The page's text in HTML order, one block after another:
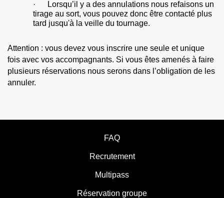
· Lorsqu’il y a des annulations nous refaisons un
tirage au sort, vous pouvez donc être contacté plus
tard jusqu'à la veille du tournage.
Attention : vous devez vous inscrire une seule et unique
fois avec vos accompagnants. Si vous êtes amenés à faire
plusieurs réservations nous serons dans l’obligation de les
annuler.
FAQ
Recrutement
Multipass
Réservation groupe